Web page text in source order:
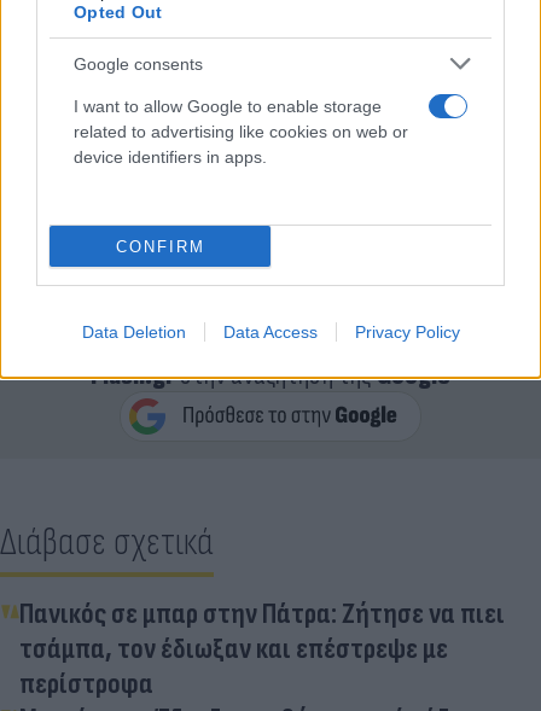
Opted Out
Google consents
I want to allow Google to enable storage
related to advertising like cookies on web or
device identifiers in apps.
CONFIRM
Data Deletion Data Access Privacy Policy
Κάνε κλικ και δες περισσότερο
Flash.grστην αναζήτηση τηςGoogle
Διάβασε σχετικά
Πανικός σε μπαρ στην Πάτρα: Ζήτησε να πιει
τσάμπα, τον έδιωξαν και επέστρεψε με
περίστροφα